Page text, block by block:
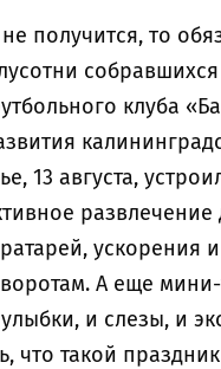
получится, то
клуба
13 августа,
ускорения
А еще мини-
и слезы, и
что такой